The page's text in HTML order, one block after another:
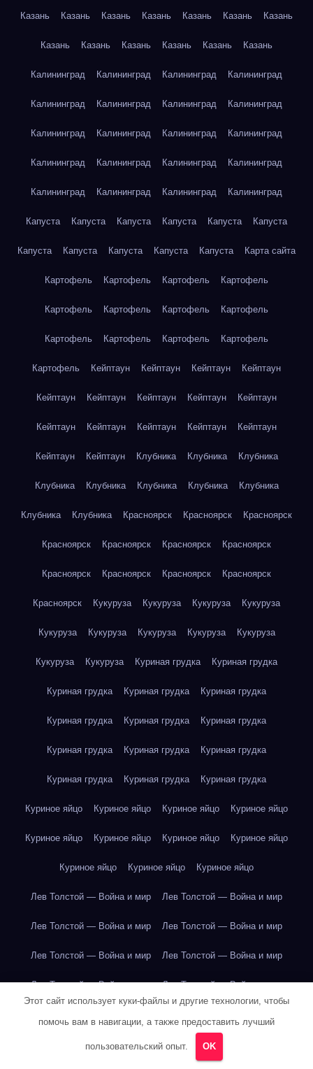
Казань Казань Казань Казань Казань Казань Казань
Казань Казань Казань Казань Казань Казань
Калининград Калининград Калининград Калининград
Калининград Калининград Калининград Калининград
Калининград Калининград Калининград Калининград
Калининград Калининград Калининград Калининград
Калининград Калининград Калининград Калининград
Капуста Капуста Капуста Капуста Капуста Капуста
Капуста Капуста Капуста Капуста Капуста Карта сайта
Картофель Картофель Картофель Картофель
Картофель Картофель Картофель Картофель
Картофель Картофель Картофель Картофель
Картофель Кейптаун Кейптаун Кейптаун Кейптаун
Кейптаун Кейптаун Кейптаун Кейптаун Кейптаун
Кейптаун Кейптаун Кейптаун Кейптаун Кейптаун
Кейптаун Кейптаун Клубника Клубника Клубника
Клубника Клубника Клубника Клубника Клубника
Клубника Клубника Красноярск Красноярск Красноярск
Красноярск Красноярск Красноярск Красноярск
Красноярск Красноярск Красноярск Красноярск
Красноярск Кукуруза Кукуруза Кукуруза Кукуруза
Кукуруза Кукуруза Кукуруза Кукуруза Кукуруза
Кукуруза Кукуруза Куриная грудка Куриная грудка
Куриная грудка Куриная грудка Куриная грудка
Куриная грудка Куриная грудка Куриная грудка
Куриная грудка Куриная грудка Куриная грудка
Куриная грудка Куриная грудка Куриная грудка
Куриное яйцо Куриное яйцо Куриное яйцо Куриное яйцо
Куриное яйцо Куриное яйцо Куриное яйцо Куриное яйцо
Куриное яйцо Куриное яйцо Куриное яйцо
Лев Толстой — Война и мир Лев Толстой — Война и мир
Лев Толстой — Война и мир Лев Толстой — Война и мир
Лев Толстой — Война и мир Лев Толстой — Война и мир
Лев Толстой — Война и мир Лев Толстой — Война и мир
Лев Толстой — Война и мир Лев Толстой — Война и мир
Этот сайт использует куки-файлы и другие технологии, чтобы
помочь вам в навигации, а также предоставить лучший
пользовательский опыт. OK